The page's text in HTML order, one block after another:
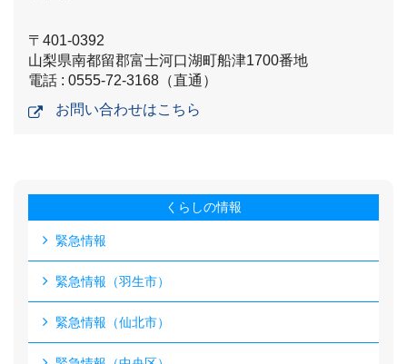
〒401-0392
山梨県南都留郡富士河口湖町船津1700番地
電話 : 0555-72-3168（直通）
お問い合わせはこちら
くらしの情報
緊急情報
緊急情報（羽生市）
緊急情報（仙北市）